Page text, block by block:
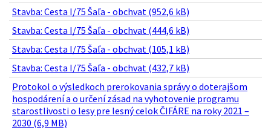
Stavba: Cesta I/75 Šaľa - obchvat (952,6 kB)
Stavba: Cesta I/75 Šaľa - obchvat (444,6 kB)
Stavba: Cesta I/75 Šaľa - obchvat (105,1 kB)
Stavba: Cesta I/75 Šaľa - obchvat (432,7 kB)
Protokol o výsledkoch prerokovania správy o doterajšom
hospodárení a o určení zásad na vyhotovenie programu
starostlivosti o lesy pre lesný celok ČIFÁRE na roky 2021 –
2030 (6,9 MB)